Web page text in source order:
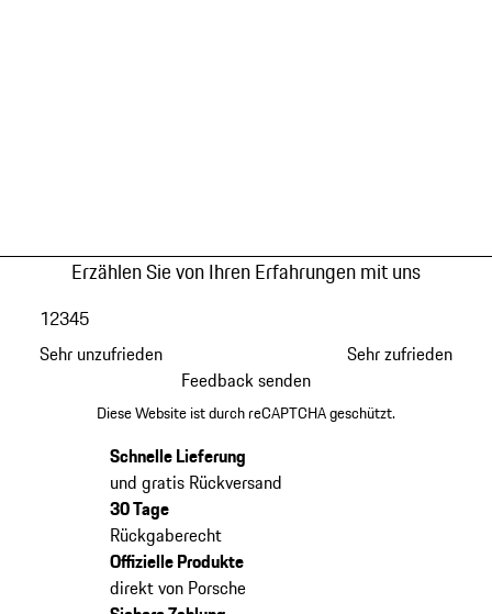
Erzählen Sie von Ihren Erfahrungen mit uns
Sehr unzufrieden
12345
Sehr zufrieden
Feedback senden
Diese Website ist durch reCAPTCHA geschützt.
Schnelle Lieferung
und gratis Rückversand
30 Tage
Rückgaberecht
Offizielle Produkte
direkt von Porsche